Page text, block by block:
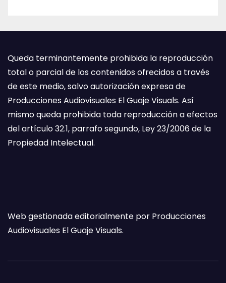
Queda terminantemente prohibida la reproducción
total o parcial de los contenidos ofrecidos a través
de este medio, salvo autorización expresa de
Producciones Audiovisuales El Guaje Visuals. Así
mismo queda prohibida toda reproducción a efectos
del artículo 32.1, parrafo segundo, Ley 23/2006 de la
Propiedad Intelectual.
Web gestionada editorialmente por Producciones
Audiovisuales El Guaje Visuals.